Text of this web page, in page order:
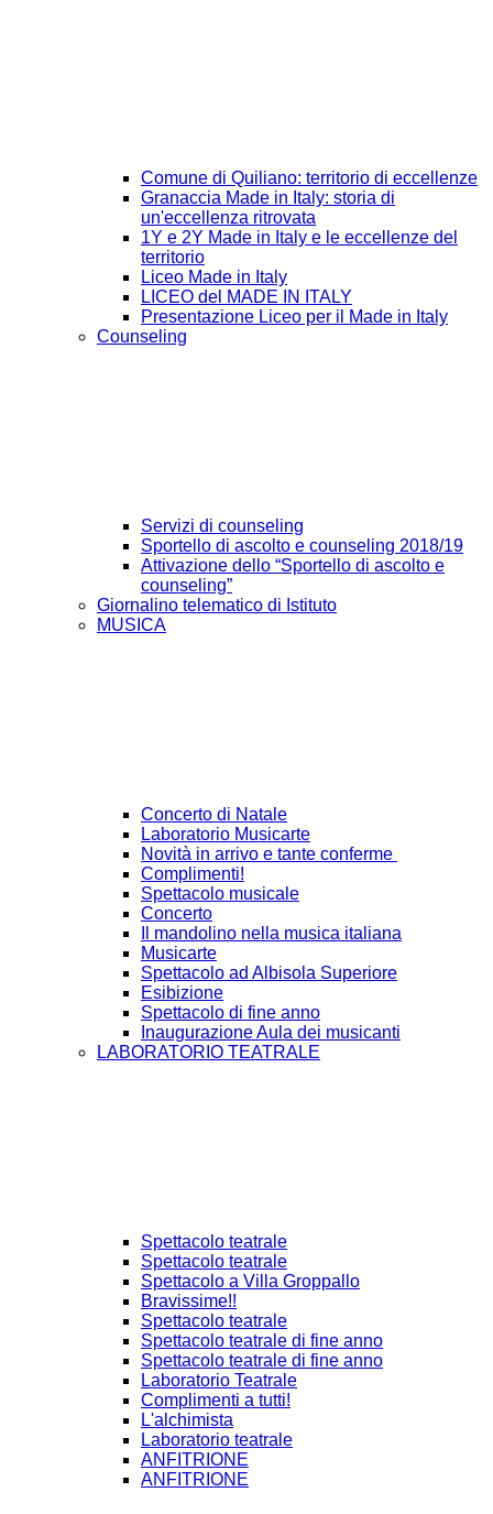
Comune di Quiliano: territorio di eccellenze
Granaccia Made in Italy: storia di
un'eccellenza ritrovata
1Y e 2Y Made in Italy e le eccellenze del
territorio
Liceo Made in Italy
LICEO del MADE IN ITALY
Presentazione Liceo per il Made in Italy
Counseling
Servizi di counseling
Sportello di ascolto e counseling 2018/19
Attivazione dello “Sportello di ascolto e
counseling”
Giornalino telematico di Istituto
MUSICA
Concerto di Natale
Laboratorio Musicarte
Novità in arrivo e tante conferme
Complimenti!
Spettacolo musicale
Concerto
Il mandolino nella musica italiana
Musicarte
Spettacolo ad Albisola Superiore
Esibizione
Spettacolo di fine anno
Inaugurazione Aula dei musicanti
LABORATORIO TEATRALE
Spettacolo teatrale
Spettacolo teatrale
Spettacolo a Villa Groppallo
Bravissime!!
Spettacolo teatrale
Spettacolo teatrale di fine anno
Spettacolo teatrale di fine anno
Laboratorio Teatrale
Complimenti a tutti!
L'alchimista
Laboratorio teatrale
ANFITRIONE
ANFITRIONE